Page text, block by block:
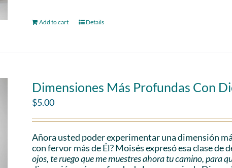
Add to cart Details
Dimensiones Más Profundas Con
$5.00
Añora usted poder experimentar una dimensión
con fervor más de Él? Moisés expresó esa clase de
ojos, te ruego que me muestres ahora tu camino, para